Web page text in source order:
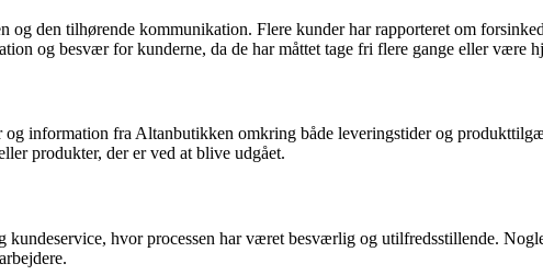
og den tilhørende kommunikation. Flere kunder har rapporteret om
og besvær for kunderne, da de har måttet tage fri flere gange eller være
og information fra Altanbutikken omkring både leveringstider og
produkter, der er ved at blive udgået.
hvor processen har været besværlig og utilfredsstillende.